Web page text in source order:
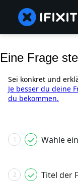
Eine Frage
Sei konkret und
Je besser du deine
du bekommen.
1 Wähle
2 Titel der